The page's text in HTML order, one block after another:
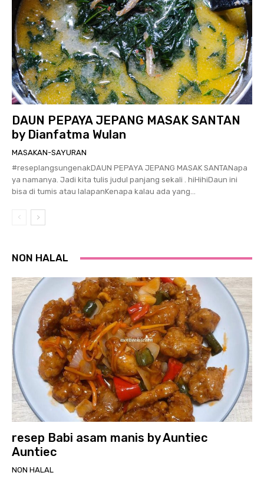
DAUN PEPAYA JEPANG MASAK SANTAN
by Dianfatma Wulan
MASAKAN-SAYURAN
#reseplangsungenakDAUN PEPAYA JEPANG MASAK SANTANapa
ya namanya. Jadi kita tulis judul panjang sekali . hiHihiDaun ini
bisa di tumis atau lalapanKenapa kalau ada yang...
NON HALAL
resep Babi asam manis by Auntiec
Auntiec
NON HALAL